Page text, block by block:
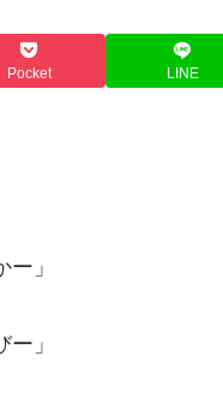
Pocket LINE
」
」